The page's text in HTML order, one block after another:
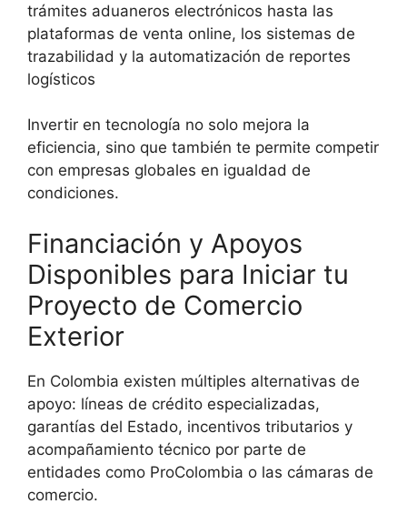
trámites aduaneros electrónicos hasta las
plataformas de venta online, los sistemas de
trazabilidad y la automatización de reportes
logísticos
Invertir en tecnología no solo mejora la
eficiencia, sino que también te permite competir
con empresas globales en igualdad de
condiciones.
Financiación y Apoyos
Disponibles para Iniciar tu
Proyecto de Comercio
Exterior
En Colombia existen múltiples alternativas de
apoyo: líneas de crédito especializadas,
garantías del Estado, incentivos tributarios y
acompañamiento técnico por parte de
entidades como ProColombia o las cámaras de
comercio.